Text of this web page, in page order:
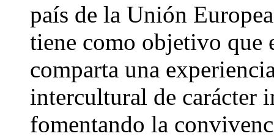
país de la Unión
tiene como objetivo que
comparta una
intercultural de carácter
fomentando la